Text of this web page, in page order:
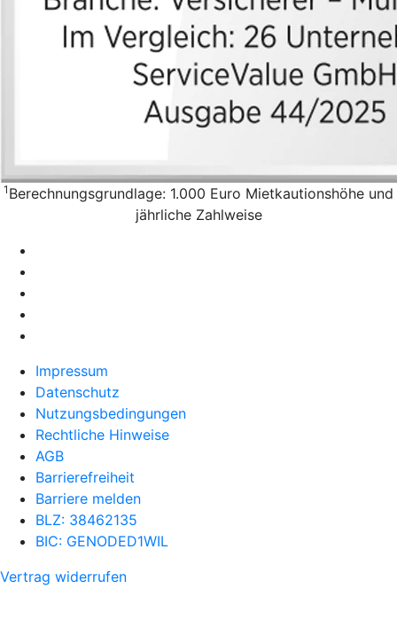
1 Berechnungsgrundlage: 1.000 Euro Mietkautionshöhe und
jährliche Zahlweise
Impressum
Datenschutz
Nutzungsbedingungen
Rechtliche Hinweise
AGB
Barrierefreiheit
Barriere melden
BLZ: 38462135
BIC: GENODED1WIL
Vertrag widerrufen